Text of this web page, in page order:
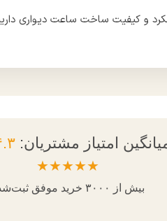
و کیفیت ساخت ساعت دیواری
امتیاز مشتریان:۴.۳
★★★★★
بیش از ۳۰۰۰ خرید موفق ثبت‌شده